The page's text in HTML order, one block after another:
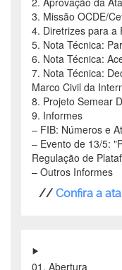
3. Missão OCDE/
4. Diretrizes para a
5. Nota Técnica:
6. Nota Técnica:
7. Nota Técnica:
Marco Civil da
8. Projeto Semear
9. Informes
– FIB: Números e
– Evento de 13/5:
Regulação de
– Outros Informes
// Confira a
01. Abertura